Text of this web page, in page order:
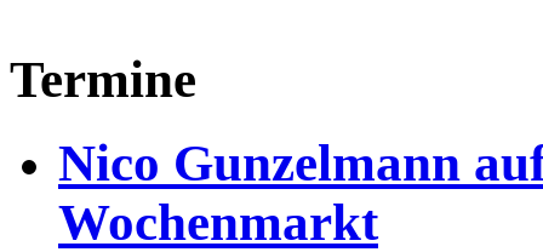
Termine
Nico Gunzelmann
Wochenmarkt